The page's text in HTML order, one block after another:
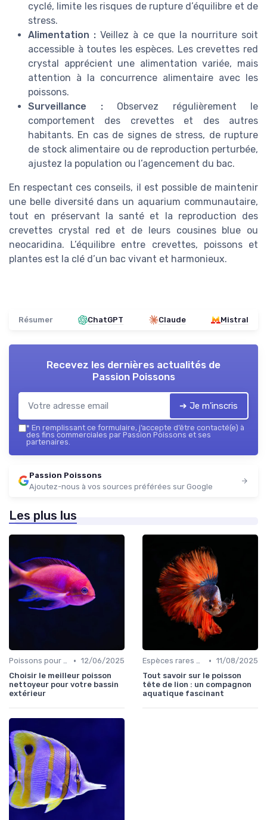
cyclé, limite les risques de rupture d’équilibre et de
stress.
Alimentation : Veillez à ce que la nourriture soit
accessible à toutes les espèces. Les crevettes red
crystal apprécient une alimentation variée, mais
attention à la concurrence alimentaire avec les
poissons.
Surveillance :Observez régulièrement le
comportement des crevettes et des autres
habitants. En cas de signes de stress, de rupture
de stock alimentaire ou de reproduction perturbée,
ajustez la population ou l’agencement du bac.
En respectant ces conseils, il est possible de maintenir
une belle diversité dans un aquarium communautaire,
tout en préservant la santé et la reproduction des
crevettes crystal red et de leurs cousines blue ou
neocaridina. L’équilibre entre crevettes, poissons et
plantes est la clé d’un bac vivant et harmonieux.
Résumer ChatGPT Claude Mistral
Recevez les dernières actualités de
Passion Poissons
➔ Je m'inscris
* En remplissant ce formulaire, j’accepte d’être contacté(e) à
des fins commerciales par Passion Poissons et ses
partenaires.
Passion Poissons
Ajoutez-nous à vos sources préférées sur Google
Les plus lus
Poissons pour débutants • 12/06/2025
Choisir le meilleur poisson
nettoyeur pour votre bassin
extérieur
Espèces rares et exotiques • 11/08/2025
Tout savoir sur le poisson
tête de lion : un compagnon
aquatique fascinant